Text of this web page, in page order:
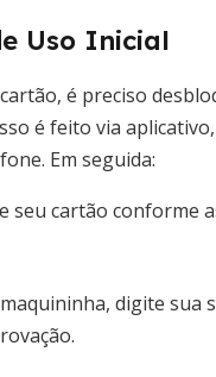
Uso Inicial
é preciso
é feito via
Em seguida:
seu cartão conforme
digite sua